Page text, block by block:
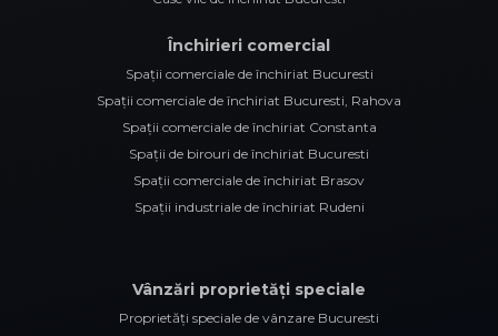
Închirieri comercial
Spații comerciale de închiriat Bucuresti
Spații comerciale de închiriat Bucuresti, Rahova
Spații comerciale de închiriat Constanta
Spații de birouri de închiriat Bucuresti
Spații comerciale de închiriat Brasov
Spații industriale de închiriat Rudeni
Vânzări proprietăți speciale
Proprietăți speciale de vânzare Bucuresti